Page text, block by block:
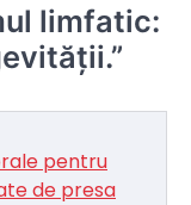
limfatic:
”
pentru
de presa